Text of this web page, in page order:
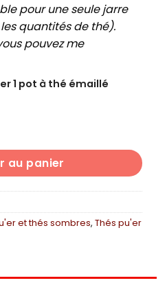
pour une seule jarre
quantités de thé).
pouvez me
1 pot à thé émaillé
BOURGEONS VIOLETS
au panier
et thés sombres, Thés pu'er